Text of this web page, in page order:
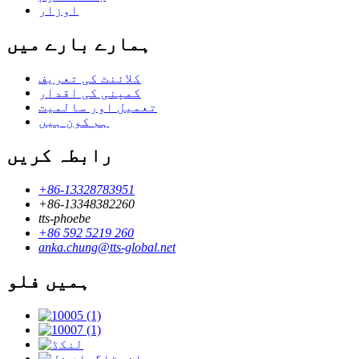
اوزار
ہمارے بارے میں
کلائنٹ کی تعریف
کمپنی کی اقدار
تعمیل اور سالمیت
ہم کون ہیں
رابطہ کریں
+86-13328783951
+86-13348382260
tts-phoebe
+86 592 5219 260
anka.chung@tts-global.net
ہمیں فلو